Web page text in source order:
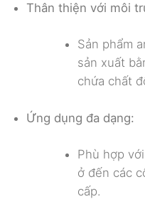
Thân thiện với môi
Sản phẩm
sản xuất
chứa chất
Ứng dụng đa dạng:
Phù hợp
ở đến các
cấp.